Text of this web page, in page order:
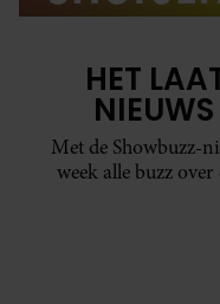
HET
Met de Showbuzz-
week alle buzz